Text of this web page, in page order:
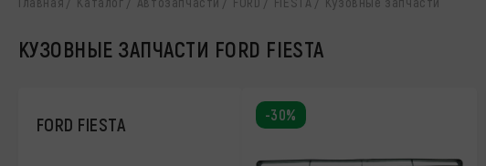
КУЗОВНЫЕ ЗАПЧАСТИ FORD FIESTA
FORD FIESTA -30%